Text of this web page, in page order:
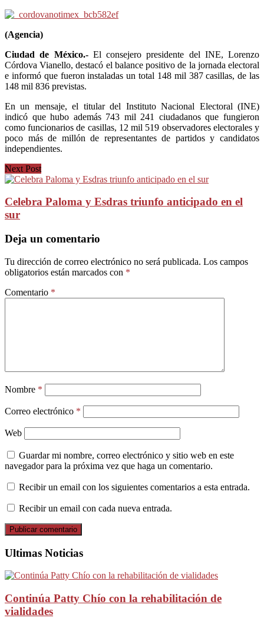
(Agencia)
Ciudad de México.-El consejero presidente del INE, Lorenzo
Córdova Vianello, destacó el balance positivo de la jornada electoral
e informó que fueron instaladas un total 148 mil 387 casillas, de las
148 mil 836 previstas.
En un mensaje, el titular del Instituto Nacional Electoral (INE)
indicó que hubo además 743 mil 241 ciudadanos que fungieron
como funcionarios de casillas, 12 mil 519 observadores electorales y
poco más de millón de representantes de partidos y candidatos
independientes.
Next Post
Celebra Paloma y Esdras triunfo anticipado en el
sur
Deja un comentario
Tu dirección de correo electrónico no será publicada. Los campos
obligatorios están marcados con *
Comentario *
Nombre *
Correo electrónico *
Web
Guardar mi nombre, correo electrónico y sitio web en este
navegador para la próxima vez que haga un comentario.
Recibir un email con los siguientes comentarios a esta entrada.
Recibir un email con cada nueva entrada.
Ultimas Noticias
Continúa Patty Chío con la rehabilitación de
vialidades